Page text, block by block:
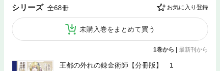
シリーズ 全68冊 お気に入り登録
未購入巻をまとめて買う
1巻から | 最新刊から
王都の外れの錬金術師【分冊版】 1